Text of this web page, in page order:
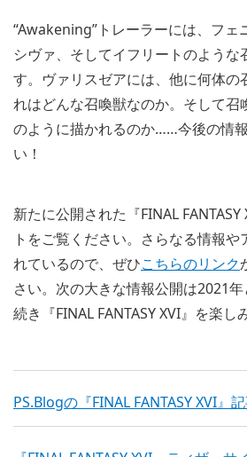
“Awakening”トレーラーには、フェ
シヴァ、そしてイフリートのような
す。ヴァリスゼアには、他に何体の
れはどんな召喚獣なのか。そして召
のように描かれるのか……今後の情
い！
新たに公開された『FINAL
トをご覧ください。さらなる情報や
れているので、ぜひこちらのリンク
さい。次の大きな情報公開は2021
続き『FINAL FANTASY XVI』を楽し
PS.Blogの『FINAL FANTASY XVI』